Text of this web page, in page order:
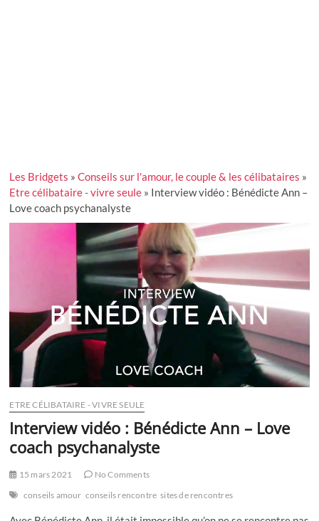
Les Bridgets »Conseils sur l'amour, le couple & les célibataires »
Etre célibataire - vivre seule » Interview vidéo : Bénédicte Ann –
Love coach psychanalyste
ETRE CÉLIBATAIRE - VIVRE SEULE
Interview vidéo : Bénédicte Ann – Love
coach psychanalyste
15 mars 2021
No Comments
conseils amour conseils rencontre sites de rencontres